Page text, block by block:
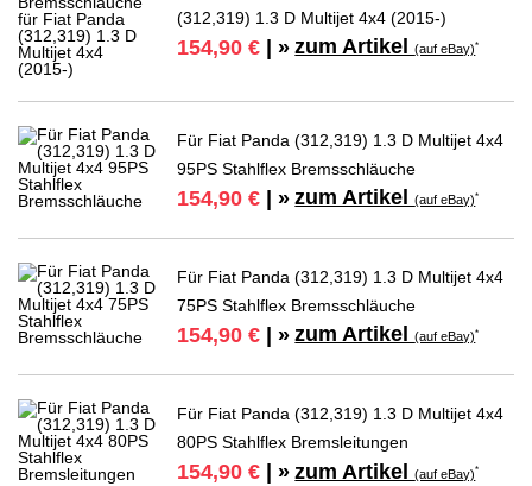
(312,319) 1.3 D Multijet 4x4 (2015-)
154,90 € | » zum Artikel(auf eBay)*
Für Fiat Panda (312,319) 1.3 D Multijet 4x4
95PS Stahlflex Bremsschläuche
154,90 € | » zum Artikel(auf eBay)*
Für Fiat Panda (312,319) 1.3 D Multijet 4x4
75PS Stahlflex Bremsschläuche
154,90 € | » zum Artikel(auf eBay)*
Für Fiat Panda (312,319) 1.3 D Multijet 4x4
80PS Stahlflex Bremsleitungen
154,90 € | » zum Artikel(auf eBay)*